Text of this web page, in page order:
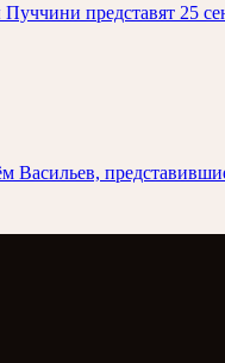
представят 25